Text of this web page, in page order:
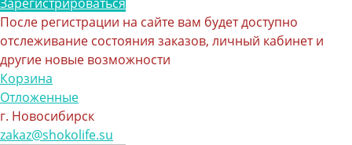
После регистрации на сайте вам будет доступно
отслеживание состояния заказов, личный кабинет и
другие новые возможности
Корзина
Отложенные
г. Новосибирск
zakaz@shokolife.su